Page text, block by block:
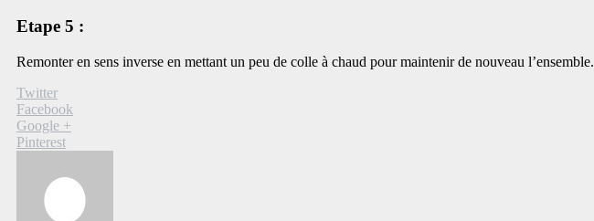
Etape 5 :
Remonter en sens inverse en mettant un peu de colle à chaud pour maintenir de nouveau l’ensemble.
Twitter
Facebook
Google +
Pinterest